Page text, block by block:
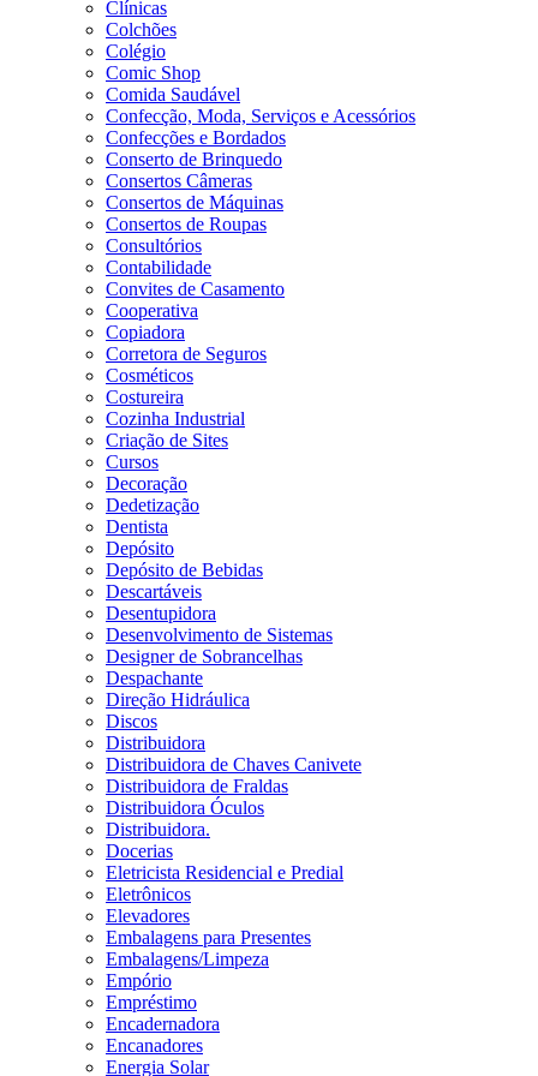
Clínicas
Colchões
Colégio
Comic Shop
Comida Saudável
Confecção, Moda, Serviços e Acessórios
Confecções e Bordados
Conserto de Brinquedo
Consertos Câmeras
Consertos de Máquinas
Consertos de Roupas
Consultórios
Contabilidade
Convites de Casamento
Cooperativa
Copiadora
Corretora de Seguros
Cosméticos
Costureira
Cozinha Industrial
Criação de Sites
Cursos
Decoração
Dedetização
Dentista
Depósito
Depósito de Bebidas
Descartáveis
Desentupidora
Desenvolvimento de Sistemas
Designer de Sobrancelhas
Despachante
Direção Hidráulica
Discos
Distribuidora
Distribuidora de Chaves Canivete
Distribuidora de Fraldas
Distribuidora Óculos
Distribuidora.
Docerias
Eletricista Residencial e Predial
Eletrônicos
Elevadores
Embalagens para Presentes
Embalagens/Limpeza
Empório
Empréstimo
Encadernadora
Encanadores
Energia Solar